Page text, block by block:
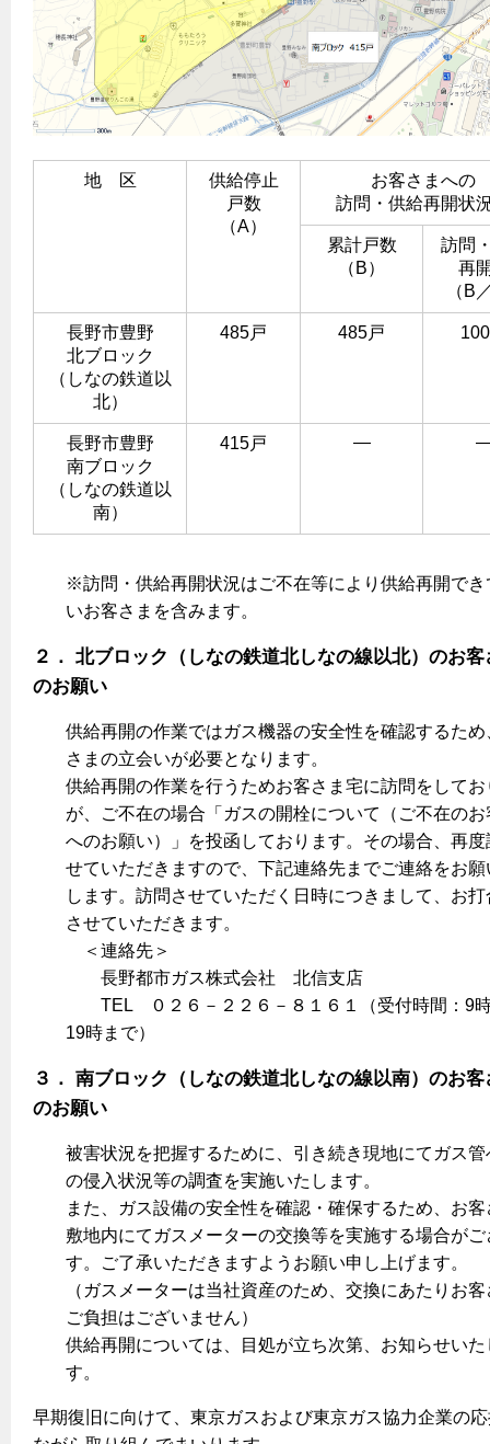
新しく都市ガスをご利用したい方へ
道路・敷地内で工事をされる皆さまへ
ガスを安全にお使いいただくために
正しい接続で安全に
長期使用製品安全点検制度について
換気と給排気設備の注意点
冬季の注意
保安体制
ガス設備安全点検について
各種手続き
お引越しのときには
ガス使用開始のご案内
ガス使用停止のご案内
インターネット受付
都市ガス切り替えのメリット
導入事例
都市ガス切り替え事例
浴室暖房乾燥機・脱衣室
ミストサウナ
衣類乾燥機
ガスファンヒーター
ガス温水床暖房・ルームヒーター
地 区
供給停止
戸数
（A）
お客さまへの
訪問・供給再開状
累計戸数
（B）
訪問
再
（B
長野市豊野
北ブロック
（しなの鉄道以
北）
485戸 485戸
長野市豊野
南ブロック
（しなの鉄道以
南）
415戸 ―
※訪問・供給再開状況はご不在等により供給再開でき
いお客さまを含みます。
２． 北ブロック（しなの鉄道北しなの線以北）のお客
のお願い
供給再開の作業ではガス機器の安全性を確認するため
さまの立会いが必要となります。
供給再開の作業を行うためお客さま宅に訪問をしてお
が、ご不在の場合「ガスの開栓について（ご不在のお
へのお願い）」を投函しております。その場合、再度
せていただきますので、下記連絡先までご連絡をお願
します。訪問させていただく日時につきまして、お打
させていただきます。
＜連絡先＞
長野都市ガス株式会社 北信支店
TEL ０２６－２２６－８１６１（受付時間：9
19時まで）
３． 南ブロック（しなの鉄道北しなの線以南）のお客
のお願い
被害状況を把握するために、引き続き現地にてガス管
の侵入状況等の調査を実施いたします。
また、ガス設備の安全性を確認・確保するため、お客
敷地内にてガスメーターの交換等を実施する場合がご
す。ご了承いただきますようお願い申し上げます。
（ガスメーターは当社資産のため、交換にあたりお
ご負担はございません）
供給再開については、目処が立ち次第、お知らせいた
す。
早期復旧に向けて、東京ガスおよび東京ガス協力企業の